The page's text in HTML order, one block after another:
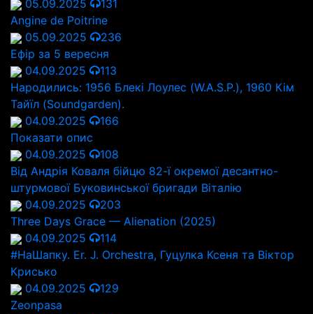
05.09.2025
131
Angine de Poitrine
05.09.2025
236
Ефір за 5 вересня
04.09.2025
113
Народились: 1956 Блекі Лоулес (W.A.S.P.), 1960 Кім
Тайїл (Soundgarden).
04.09.2025
166
Показати опис
04.09.2025
108
Від Андрія Коваля бійцю 82-ї окремої десантно-
штурмової Буковинської бригади Віталію
04.09.2025
203
Three Days Grace — Alienation (2025)
04.09.2025
114
#НаШапку. Er. J. Orchestra, Гуцулка Ксеня та Віктор
Крисько
04.09.2025
129
Zeonpasa